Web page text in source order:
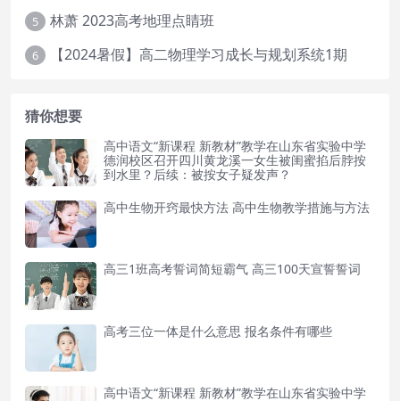
5 林萧 2023高考地理点睛班
6 【2024暑假】高二物理学习成长与规划系统1期
猜你想要
高中语文“新课程 新教材”教学在山东省实验中学
德润校区召开四川黄龙溪一女生被闺蜜掐后脖按
到水里？后续：被按女子疑发声？
高中生物开窍最快方法 高中生物教学措施与方法
高三1班高考誓词简短霸气 高三100天宣誓誓词
高考三位一体是什么意思 报名条件有哪些
高中语文“新课程 新教材”教学在山东省实验中学